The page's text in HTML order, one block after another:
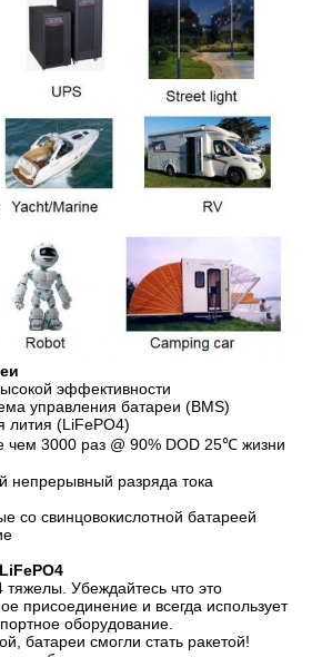
эффективности
управления батареи (BMS)
лития (LiFePO4)
чем 3000 раз @ 90% DOD 25℃ жизни
непрерывный разряда тока
со свинцовокислотной батареей
тяжелы. Убеждайтесь что это
присоединение и всегда использует
оборудование.
батареи смогли стать ракетой!